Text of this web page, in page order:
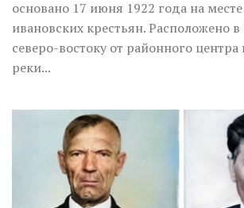
основано 17 июня 1922 года на
ивановских крестьян. Расположено
северо-востоку от районного центра
реки...